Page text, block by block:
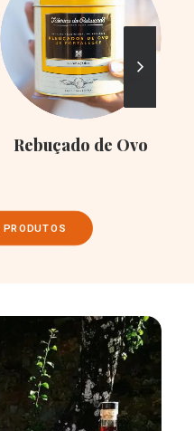
Rebuçado de Ovo
PRODUTOS